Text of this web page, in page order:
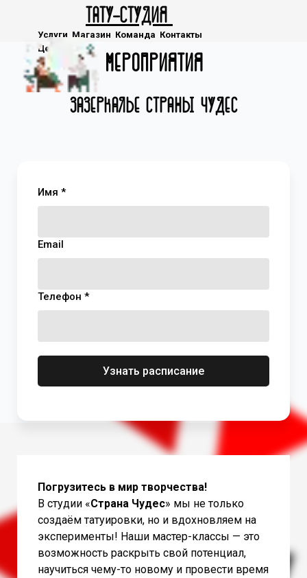
Тату-Студия
Услуги Магазин Команда Контакты
Цены
зазеркалье страны чудес
Имя *
Email
Телефон *
Узнать расписание
Мероприятия
Погрузитесь в мир творчества!
В студии «Страна Чудес» мы не только
создаём татуировки, но и вдохновляем на
эксперименты! Наши мастер-классы — это
возможность раскрыть свой потенциал,
научиться чему-то новому и провести время